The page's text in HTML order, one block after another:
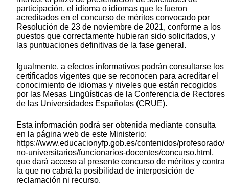
participación, el idioma o idiomas que le fueron
acreditados en el concurso de méritos convocado por
Resolución de 23 de noviembre de 2021, conforme a los
puestos que correctamente hubieran sido solicitados, y
las puntuaciones definitivas de la fase general.
Igualmente, a efectos informativos podrán consultarse los
certificados vigentes que se reconocen para acreditar el
conocimiento de idiomas y niveles que están recogidos
por las Mesas Lingüísticas de la Conferencia de Rectores
de las Universidades Españolas (CRUE).
Esta información podrá ser obtenida mediante consulta
en la página web de este Ministerio:
https://www.educacionyfp.gob.es/contenidos/profesorado/
no-universitarios/funcionarios-docentes/concurso.html,
que dará acceso al presente concurso de méritos y contra
la que no cabrá la posibilidad de interposición de
reclamación ni recurso.